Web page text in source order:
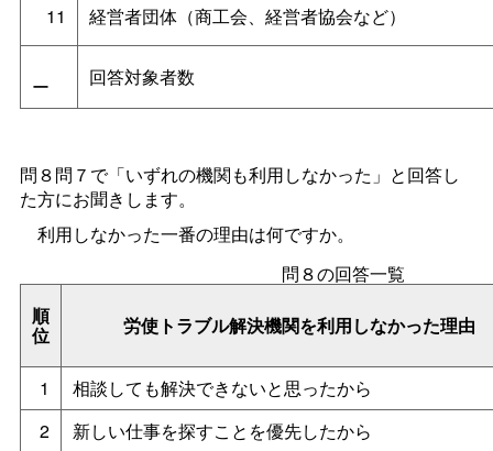
11
経営者団体（商工会、経営者協会など）
ー 回答対象者数
問８問７で「いずれの機関も利用しなかった」と回答し
た方にお聞きします。
利用しなかった一番の理由は何ですか。
順
位 労使トラブル解決機関を利用しなかった理由
問８の回答一覧
1
相談しても解決できないと思ったから
2
新しい仕事を探すことを優先したから